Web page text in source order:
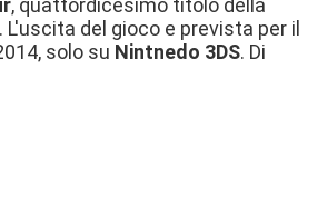
, quattordicesimo titolo della
L'uscita del gioco e prevista per il
, solo su Nintnedo 3DS. Di